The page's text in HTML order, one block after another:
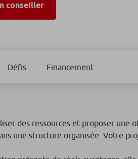
conseiller
Défis Financement
des ressources et proposer une
une structure organisée. Votre